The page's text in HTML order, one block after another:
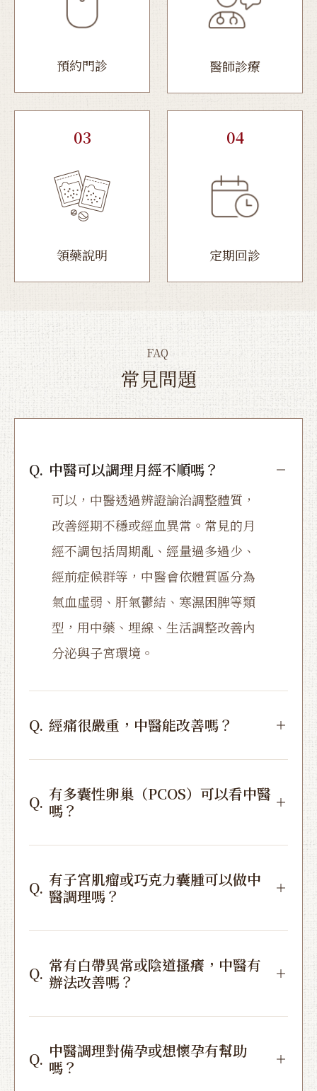
預約門診 醫師診療
03
領藥說明
04
定期回診
常見問題
FAQ
Q. 中醫可以調理月經不順嗎？
可以，中醫透過辨證論治調整體質，
改善經期不穩或經血異常。常見的月
經不調包括周期亂、經量過多過少、
經前症候群等，中醫會依體質區分為
氣血虛弱、肝氣鬱結、寒濕困脾等類
型，用中藥、埋線、生活調整改善內
分泌與子宮環境。
Q. 經痛很嚴重，中醫能改善嗎？
Q. 有多囊性卵巢（PCOS）可以看中醫
嗎？
Q. 有子宮肌瘤或巧克力囊腫可以做中
醫調理嗎？
Q. 常有白帶異常或陰道搔癢，中醫有
辦法改善嗎？
Q. 中醫調理對備孕或想懷孕有幫助
嗎？